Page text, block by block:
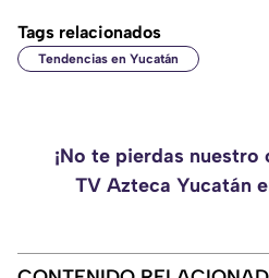
Tags relacionados
Tendencias en Yucatán
¡No te pierdas
TV Azteca Yucatán